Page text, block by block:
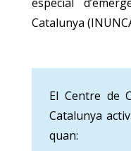
Catalunya
El Centre de
Catalunya
quan: